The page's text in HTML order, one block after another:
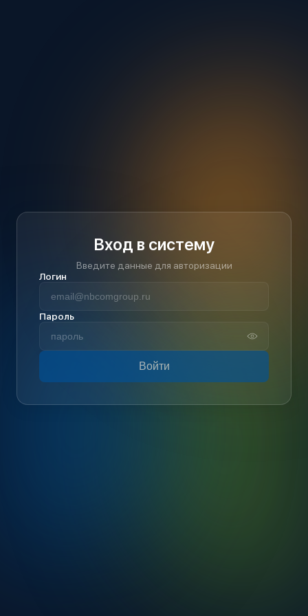
Вход в систему
Введите данные для авторизации
Логин
Пароль
Войти